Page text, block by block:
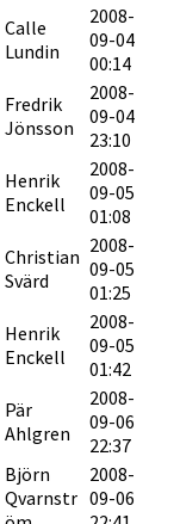
Calle
Lundin
2008-
09-04
00:14
Fredrik
Jönsson
2008-
09-04
23:10
Henrik
Enckell
2008-
09-05
01:08
Christian
Svärd
2008-
09-05
01:25
Henrik
Enckell
2008-
09-05
01:42
Pär
Ahlgren
2008-
09-06
22:37
Björn
Qvarnstr
2008-
09-06